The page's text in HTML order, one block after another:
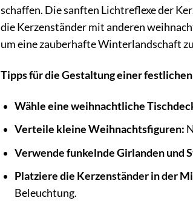
schaffen. Die sanften Lichtreflexe der
die Kerzenständer mit anderen
um eine zauberhafte Winterlandschaft
Tipps für die Gestaltung einer
Wähle eine weihnachtliche
Verteile kleine Weihnachtsfiguren:
Verwende funkelnde Girlanden und
Platziere die Kerzenständer in der
Beleuchtung.